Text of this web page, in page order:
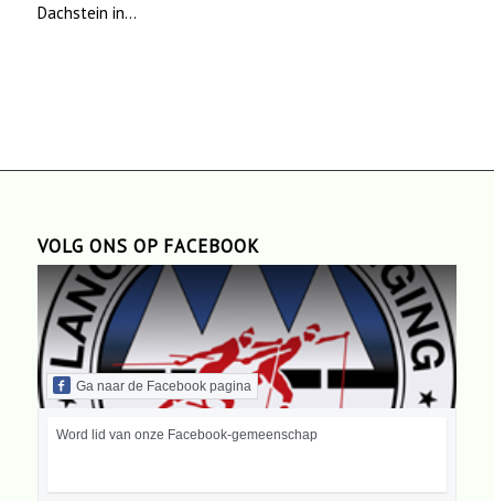
Dachstein in…
VOLG ONS OP FACEBOOK
Ga naar de Facebook pagina
Word lid van onze Facebook-gemeenschap